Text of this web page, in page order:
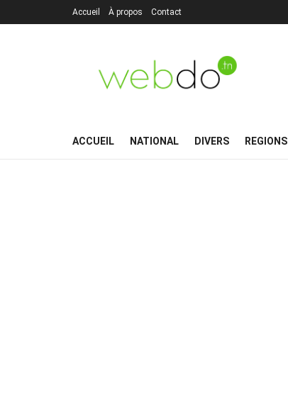
Accueil À propos Contact
ACCUEIL NATIONAL DIVERS REGIONS